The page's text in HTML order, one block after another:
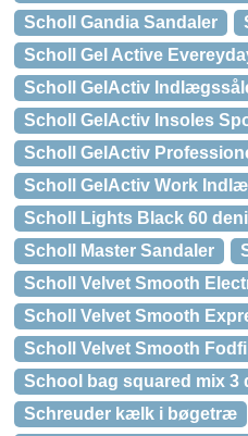
Scholl Gandia Sandaler
Scholl Gel Active
Scholl GelActiv
Scholl GelActiv Insoles
Scholl GelActiv
Scholl GelActiv Work
Scholl Lights Black 60
Scholl Master Sandaler
Scholl Velvet Smooth
Scholl Velvet Smooth
Scholl Velvet Smooth Fodfil
School bag squared mix 3
Schreuder kælk i bøgetræ